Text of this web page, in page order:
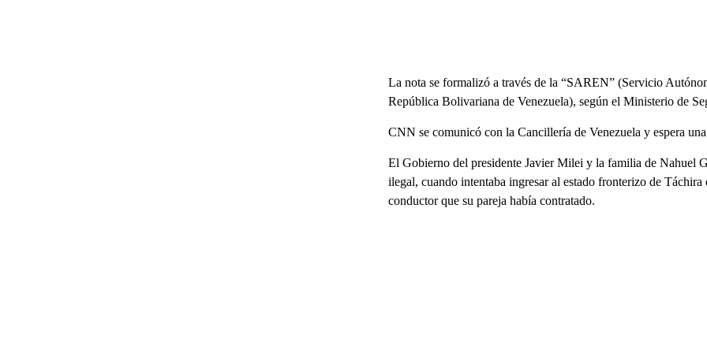
La nota se formalizó a través de la “SAREN” (Servicio
República Bolivariana de Venezuela), según el Ministerio de
CNN se comunicó con la Cancillería de Venezuela y espera una
El Gobierno del presidente Javier Milei y la familia de Nahuel
ilegal, cuando intentaba ingresar al estado fronterizo de
conductor que su pareja había contratado.